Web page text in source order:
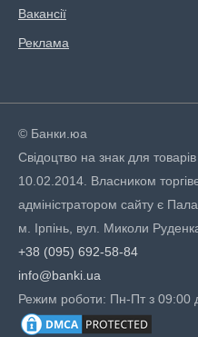
Вакансії
Реклама
© Банки.юа
Свідоцтво на знак для
10.02.2014. Власником
адміністратором сайту є
м. Ірпінь, вул. Миколи
+38 (095) 692-58-84
info@banki.ua
Режим роботи: Пн-Пт з 09:00